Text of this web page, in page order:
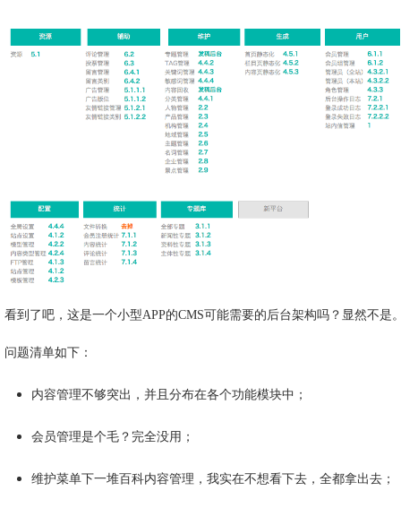
看到了吧，这是一个小型APP的CMS可能需要的后台架构吗？显然不是
问题清单如下：
内容管理不够突出，并且分布在各个功能模块中；
会员管理是个毛？完全没用；
维护菜单下一堆百科内容管理，我实在不想看下去，全都拿出去；